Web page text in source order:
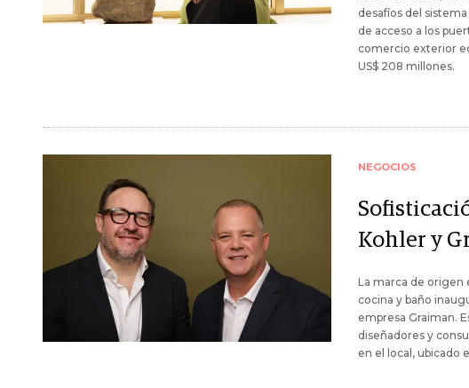
desafíos del
de acceso a los
comercio exterior
US$ 208 millones.
NEGOCIOS
Kohler y
La marca de origen
cocina y baño
empresa Graiman.
diseñadores y
en el local, ubicado